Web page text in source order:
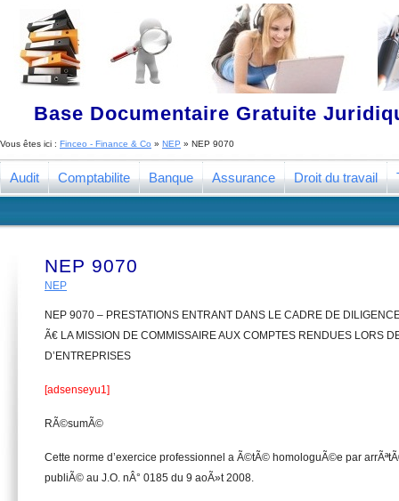
Base Documentaire Gratuite
Vous êtes ici : Finceo - Finance & Co » NEP » NEP 9070
Audit Comptabilite Banque Assurance Droit du travail
NEP 9070
NEP
NEP 9070 – PRESTATIONS ENTRANT DANS LE CADRE DE
Ã€ LA MISSION DE COMMISSAIRE AUX COMPTES RENDUES LORS
D’ENTREPRISES
[adsenseyu1]
RÃ©sumÃ©
Cette norme d’exercice professionnel a Ã©tÃ© homologuÃ©e par
publiÃ© au J.O. nÂ° 0185 du 9 aoÃ»t 2008.